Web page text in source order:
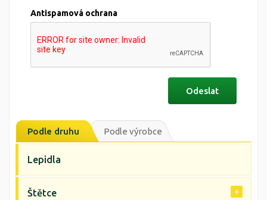
Antispamová ochrana
Podle druhu Podle výrobce
Lepidla
Štětce